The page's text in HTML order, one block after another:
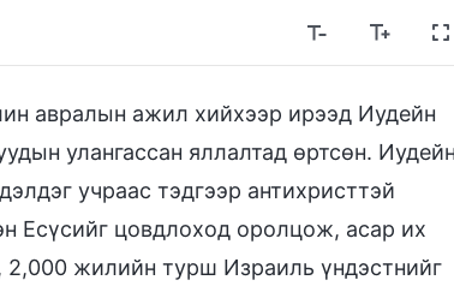
авралын ажил хийхээр ирээд Иудейн
улангассан яллалтад өртсөн.
учраас тэдгээр антихристтэй
Есүсийг цовдлоход оролцож, асар их
2,000 жилийн турш Израиль үндэстнийг